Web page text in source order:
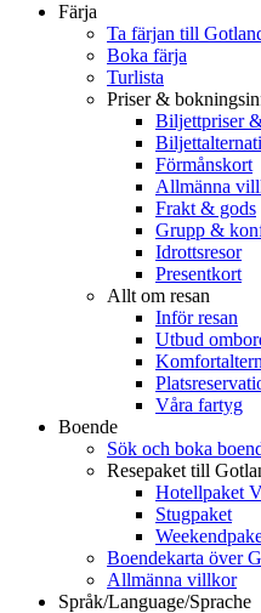
Färja
Ta färjan till
Boka färja
Turlista
Priser &
Biljettpriser
Förmånskort
Allmänna
Frakt & gods
Grupp &
Idrottsresor
Presentkort
Allt om resan
Inför resan
Utbud
Våra fartyg
Boende
Sök och boka
Resepaket till
Hotellpaket
Stugpaket
Boendekarta över
Allmänna villkor
Språk/Language/Sprache